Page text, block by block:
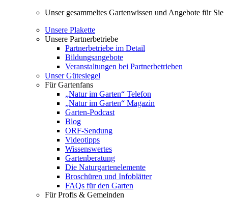
Unser gesammeltes Gartenwissen und Angebote für Sie
Unsere Plakette
Unsere Partnerbetriebe
Partnerbetriebe im Detail
Bildungsangebote
Veranstaltungen bei Partnerbetrieben
Unser Gütesiegel
Für Gartenfans
„Natur im Garten“ Telefon
„Natur im Garten“ Magazin
Garten-Podcast
Blog
ORF-Sendung
Videotipps
Wissenswertes
Gartenberatung
Die Naturgartenelemente
Broschüren und Infoblätter
FAQs für den Garten
Für Profis & Gemeinden